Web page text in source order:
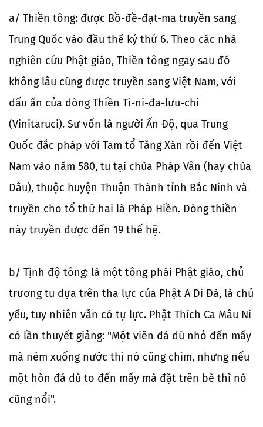
a/ Thiền tông: được Bồ-đề-đạt-ma truyền sang
Trung Quốc vào đầu thế kỷ thứ 6. Theo các nhà
nghiên cứu Phật giáo, Thiền tông ngay sau đó
không lâu cũng được truyền sang Việt Nam, với
dấu ấn của dòng Thiền Tì-ni-đa-lưu-chi
(Vinitaruci). Sư vốn là người Ấn Độ, qua Trung
Quốc đắc pháp với Tam tổ Tăng Xán rồi đến Việt
Nam vào năm 580, tu tại chùa Pháp Vân (hay chùa
Dâu), thuộc huyện Thuận Thành tỉnh Bắc Ninh và
truyền cho tổ thứ hai là Pháp Hiền. Dòng thiền
này truyền được đến 19 thế hệ.
b/ Tịnh độ tông: là một tông phái Phật giáo, chủ
trương tu dựa trên tha lực của Phật A Di Đà, là chủ
yếu, tuy nhiên vẫn có tự lực. Phật Thích Ca Mâu Ni
có lần thuyết giảng: "Một viên đá dù nhỏ đến mấy
mà ném xuống nước thì nó cũng chìm, nhưng nếu
một hòn đá dù to đến mấy mà đặt trên bè thì nó
cũng nổi".